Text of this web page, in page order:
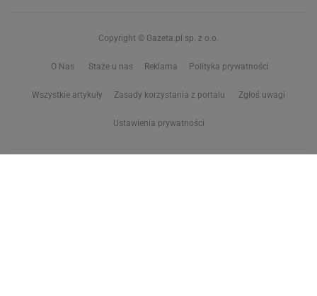
Copyright © Gazeta.pl sp. z o.o.
O Nas Staże u nas Reklama Polityka prywatności
Wszystkie artykuły Zasady korzystania z portalu Zgłoś uwagi
Ustawienia prywatności